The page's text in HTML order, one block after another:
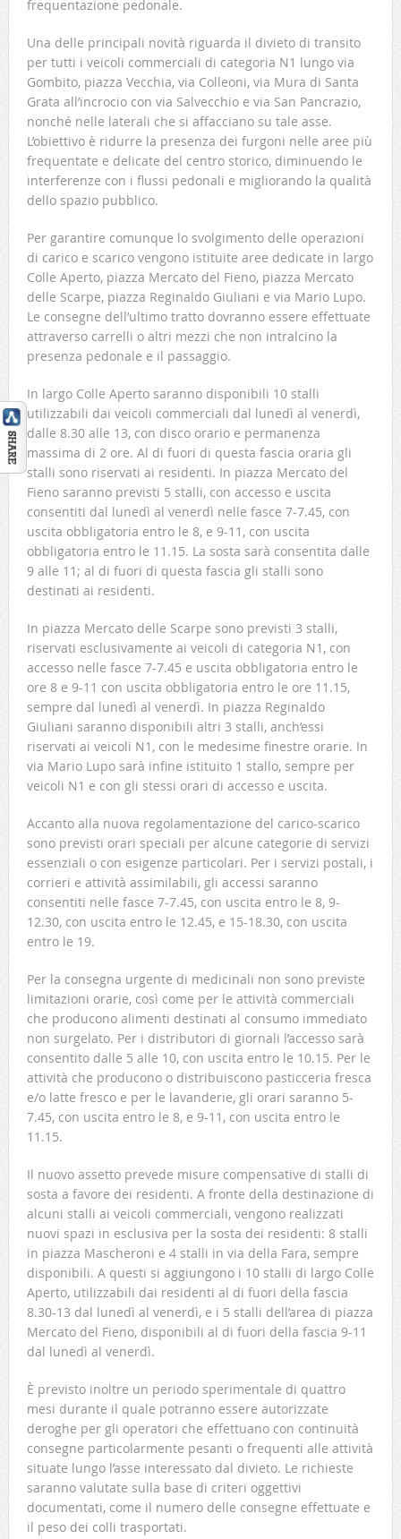
frequentazione pedonale.
Una delle principali novità riguarda il divieto di transito
per tutti i veicoli commerciali di categoria N1 lungo via
Gombito, piazza Vecchia, via Colleoni, via Mura di Santa
Grata all’incrocio con via Salvecchio e via San Pancrazio,
nonché nelle laterali che si affacciano su tale asse.
L’obiettivo è ridurre la presenza dei furgoni nelle aree più
frequentate e delicate del centro storico, diminuendo le
interferenze con i flussi pedonali e migliorando la qualità
dello spazio pubblico.
Per garantire comunque lo svolgimento delle operazioni
di carico e scarico vengono istituite aree dedicate in largo
Colle Aperto, piazza Mercato del Fieno, piazza Mercato
delle Scarpe, piazza Reginaldo Giuliani e via Mario Lupo.
Le consegne dell’ultimo tratto dovranno essere effettuate
attraverso carrelli o altri mezzi che non intralcino la
presenza pedonale e il passaggio.
In largo Colle Aperto saranno disponibili 10 stalli
utilizzabili dai veicoli commerciali dal lunedì al venerdì,
dalle 8.30 alle 13, con disco orario e permanenza
massima di 2 ore. Al di fuori di questa fascia oraria gli
stalli sono riservati ai residenti. In piazza Mercato del
Fieno saranno previsti 5 stalli, con accesso e uscita
consentiti dal lunedì al venerdì nelle fasce 7-7.45, con
uscita obbligatoria entro le 8, e 9-11, con uscita
obbligatoria entro le 11.15. La sosta sarà consentita dalle
9 alle 11; al di fuori di questa fascia gli stalli sono
destinati ai residenti.
In piazza Mercato delle Scarpe sono previsti 3 stalli,
riservati esclusivamente ai veicoli di categoria N1, con
accesso nelle fasce 7-7.45 e uscita obbligatoria entro le
ore 8 e 9-11 con uscita obbligatoria entro le ore 11.15,
sempre dal lunedì al venerdì. In piazza Reginaldo
Giuliani saranno disponibili altri 3 stalli, anch’essi
riservati ai veicoli N1, con le medesime finestre orarie. In
via Mario Lupo sarà infine istituito 1 stallo, sempre per
veicoli N1 e con gli stessi orari di accesso e uscita.
Accanto alla nuova regolamentazione del carico-scarico
sono previsti orari speciali per alcune categorie di servizi
essenziali o con esigenze particolari. Per i servizi postali, i
corrieri e attività assimilabili, gli accessi saranno
consentiti nelle fasce 7-7.45, con uscita entro le 8, 9-
12.30, con uscita entro le 12.45, e 15-18.30, con uscita
entro le 19.
Per la consegna urgente di medicinali non sono previste
limitazioni orarie, così come per le attività commerciali
che producono alimenti destinati al consumo immediato
non surgelato. Per i distributori di giornali l’accesso sarà
consentito dalle 5 alle 10, con uscita entro le 10.15. Per le
attività che producono o distribuiscono pasticceria fresca
e/o latte fresco e per le lavanderie, gli orari saranno 5-
7.45, con uscita entro le 8, e 9-11, con uscita entro le
11.15.
Il nuovo assetto prevede misure compensative di stalli di
sosta a favore dei residenti. A fronte della destinazione di
alcuni stalli ai veicoli commerciali, vengono realizzati
nuovi spazi in esclusiva per la sosta dei residenti: 8 stalli
in piazza Mascheroni e 4 stalli in via della Fara, sempre
disponibili. A questi si aggiungono i 10 stalli di largo Colle
Aperto, utilizzabili dai residenti al di fuori della fascia
8.30-13 dal lunedì al venerdì, e i 5 stalli dell’area di piazza
Mercato del Fieno, disponibili al di fuori della fascia 9-11
dal lunedì al venerdì.
È previsto inoltre un periodo sperimentale di quattro
mesi durante il quale potranno essere autorizzate
deroghe per gli operatori che effettuano con continuità
consegne particolarmente pesanti o frequenti alle attività
situate lungo l’asse interessato dal divieto. Le richieste
saranno valutate sulla base di criteri oggettivi
documentati, come il numero delle consegne effettuate e
il peso dei colli trasportati.